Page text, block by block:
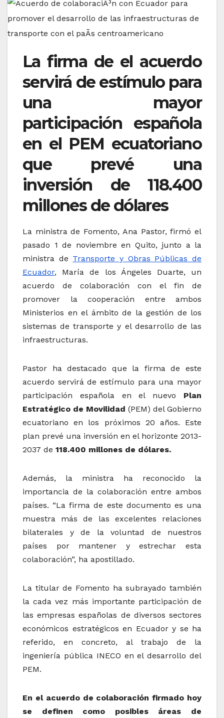
La firma de el acuerdo
servirá de estímulo para
una mayor
participación española
en el PEM ecuatoriano
que prevé una
inversión de 118.400
millones de dólares
La ministra de Fomento, Ana Pastor, firmó el
pasado 1 de noviembre en Quito, junto a la
ministra de Transporte y Obras Públicas de
Ecuador, María de los Ángeles Duarte, un
acuerdo de colaboración con el fin de
promover la cooperación entre ambos
Ministerios en el ámbito de la gestión de los
sistemas de transporte y el desarrollo de las
infraestructuras.
Pastor ha destacado que la firma de este
acuerdo servirá de estímulo para una mayor
participación española en el nuevo Plan
Estratégico de Movilidad (PEM) del Gobierno
ecuatoriano en los próximos 20 años. Este
plan prevé una inversión en el horizonte 2013-
2037 de 118.400 millones de dólares.
Además, la ministra ha reconocido la
importancia de la colaboración entre ambos
países. “La firma de este documento es una
muestra más de las excelentes relaciones
bilaterales y de la voluntad de nuestros
países por mantener y estrechar esta
colaboración”, ha apostillado.
La titular de Fomento ha subrayado también
la cada vez más importante participación de
las empresas españolas de diversos sectores
económicos estratégicos en Ecuador y se ha
referido, en concreto, al trabajo de la
ingeniería pública INECO en el desarrollo del
PEM.
En el acuerdo de colaboración firmado hoy
se definen como posibles áreas de